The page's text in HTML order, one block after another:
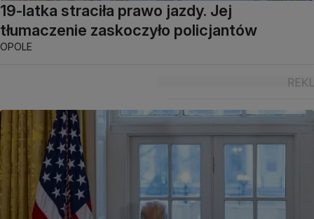
19-latka straciła prawo jazdy. Jej
tłumaczenie zaskoczyło policjantów
OPOLE